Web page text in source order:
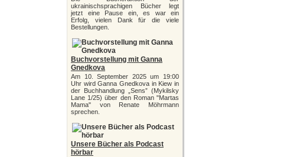
ukrainischsprachigen Bücher legt
jetzt eine Pause ein, es war ein
Erfolg, vielen Dank für die viele
Bestellungen.
Buchvorstellung mit Ganna
Gnedkova
Am 10. September 2025 um 19:00
Uhr wird Ganna Gnedkova in Kiew in
der Buchhandlung „Sens” (Mykilsky
Lane 1/25) über den Roman "Martas
Mama" von Renate Möhrmann
sprechen.
Unsere Bücher als Podcast
hörbar